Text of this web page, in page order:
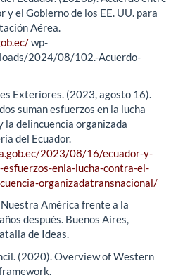
y el Gobierno de los EE. UU. para
Aérea.
wp-
2024/08/102.-Acuerdo-
Exteriores. (2023, agosto 16).
suman esfuerzos en la lucha
delincuencia organizada
del Ecuador.
2023/08/16/ecuador-y-
esfuerzos-enla-lucha-contra-el-
organizadatransnacional/
América frente a la
después. Buenos Aires,
de Ideas.
(2020). Overview of Western